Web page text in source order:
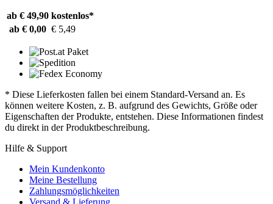
ab € 49,90 kostenlos*
ab € 0,00 € 5,49
* Diese Lieferkosten fallen bei einem Standard-Versand an. Es
können weitere Kosten, z. B. aufgrund des Gewichts, Größe oder
Eigenschaften der Produkte, entstehen. Diese Informationen findest
du direkt in der Produktbeschreibung.
Hilfe & Support
Mein Kundenkonto
Meine Bestellung
Zahlungsmöglichkeiten
Versand & Lieferung